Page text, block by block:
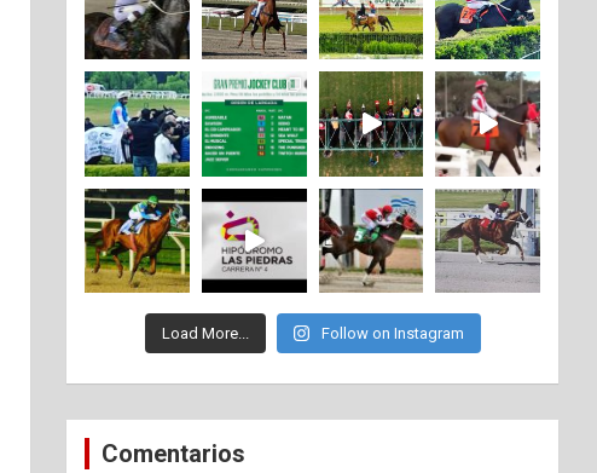
Load More... Follow on Instagram
Comentarios